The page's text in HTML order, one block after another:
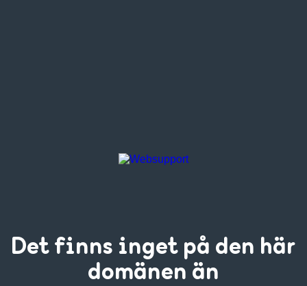
Det finns inget på den här
domänen än